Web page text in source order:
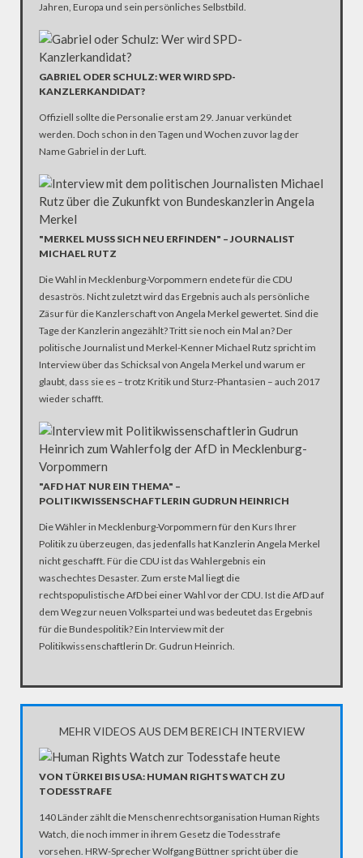
Jahren, Europa und sein persönliches Selbstbild.
GABRIEL ODER SCHULZ: WER WIRD SPD-
KANZLERKANDIDAT?
Offiziell sollte die Personalie erst am 29. Januar verkündet
werden. Doch schon in den Tagen und Wochen zuvor lag der
Name Gabriel in der Luft.
"MERKEL MUSS SICH NEU ERFINDEN" – JOURNALIST
MICHAEL RUTZ
Die Wahl in Mecklenburg-Vorpommern endete für die CDU
desaströs. Nicht zuletzt wird das Ergebnis auch als persönliche
Zäsur für die Kanzlerschaft von Angela Merkel gewertet. Sind die
Tage der Kanzlerin angezählt? Tritt sie noch ein Mal an? Der
politische Journalist und Merkel-Kenner Michael Rutz spricht im
Interview über das Schicksal von Angela Merkel und warum er
glaubt, dass sie es – trotz Kritik und Sturz-Phantasien – auch 2017
wieder schafft.
"AFD HAT NUR EIN THEMA" –
POLITIKWISSENSCHAFTLERIN GUDRUN HEINRICH
Die Wähler in Mecklenburg-Vorpommern für den Kurs Ihrer
Politik zu überzeugen, das jedenfalls hat Kanzlerin Angela Merkel
nicht geschafft. Für die CDU ist das Wahlergebnis ein
waschechtes Desaster. Zum erste Mal liegt die
rechtspopulistische AfD bei einer Wahl vor der CDU. Ist die AfD auf
dem Weg zur neuen Volkspartei und was bedeutet das Ergebnis
für die Bundespolitik? Ein Interview mit der
Politikwissenschaftlerin Dr. Gudrun Heinrich.
MEHR VIDEOS AUS DEM BEREICH INTERVIEW
VON TÜRKEI BIS USA: HUMAN RIGHTS WATCH ZU
TODESSTRAFE
140 Länder zählt die Menschenrechtsorganisation Human Rights
Watch, die noch immer in ihrem Gesetz die Todesstrafe
vorsehen. HRW-Sprecher Wolfgang Büttner spricht über die